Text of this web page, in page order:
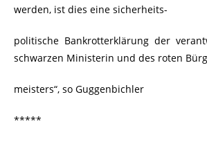
werden, ist dies eine sicherheits-
politische Bankrotterklärung der
schwarzen Ministerin und des roten
meisters“, so Guggenbichler
*****